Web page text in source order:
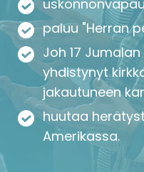
paluu "Herran
Joh 17
yhdistynyt
jakautuneen
huutaa
Amerikassa.